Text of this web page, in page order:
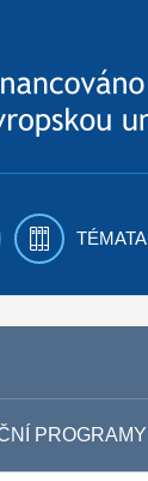
TÉMATA
PROGRAMY